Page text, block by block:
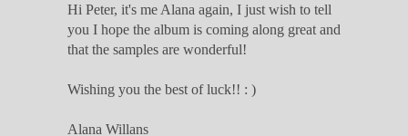
Hi Peter, it's me Alana again, I just wish to tell
you I hope the album is coming along great and
that the samples are wonderful!
Wishing you the best of luck!! : )
Alana Willans